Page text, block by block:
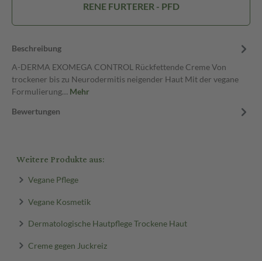
RENE FURTERER - PFD
Beschreibung
A-DERMA EXOMEGA CONTROL Rückfettende Creme Von
trockener bis zu Neurodermitis neigender Haut Mit der vegane
Formulierung… Mehr
Bewertungen
Weitere Produkte aus:
Vegane Pflege
Vegane Kosmetik
Dermatologische Hautpflege Trockene Haut
Creme gegen Juckreiz